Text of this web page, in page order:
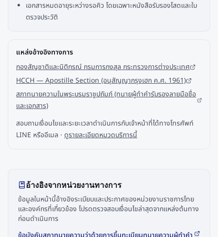
เอกสารหมดอายุระหว่างรอคิว โดยเฉพาะหนังสือรับรองโสดและใบ
ตรวจประวัติ
แหล่งอ้างอิงทางการ
กองสัญชาติและนิติกรณ์ กรมการกงสุล กระทรวงการต่างประเทศ
HCCH — Apostille Section (อนุสัญญากรุงเฮก ค.ศ. 1961)
สภาทนายความในพระบรมราชูปถัมภ์ (ทนายผู้ทำคำรับรองลายมือชื่อ
และเอกสาร)
สอบถามเงื่อนไขและระยะเวลาดำเนินการกับเจ้าหน้าที่ได้ทางโทรศัพท์
LINE หรืออีเมล · ดูรายละเอียดหมวดบริการนี้
อ้างอิงจากหน่วยงานทางการ
ข้อมูลในหน้านี้อ้างอิงระเบียบและประกาศของหน่วยงานราชการไทย
และองค์กรที่เกี่ยวข้อง โปรดตรวจสอบเงื่อนไขล่าสุดจากแหล่งต้นทาง
ก่อนดำเนินการ